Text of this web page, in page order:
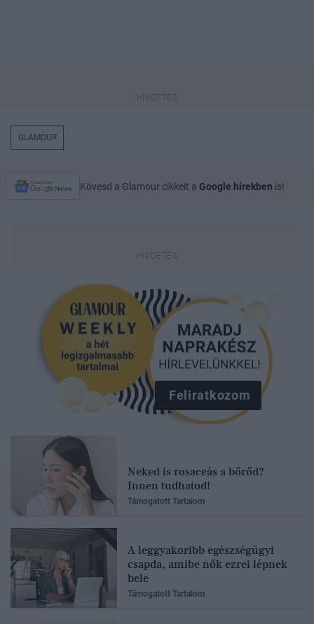
GLAMOUR
Kövesd a Glamour cikkeit a Google hírekben is!
Feliratkozom
Neked is rosaceás a bőrőd?
Innen tudhatod!
Támogatott Tartalom
A leggyakoribb egészségügyi
csapda, amibe nők ezrei lépnek
bele
Támogatott Tartalom